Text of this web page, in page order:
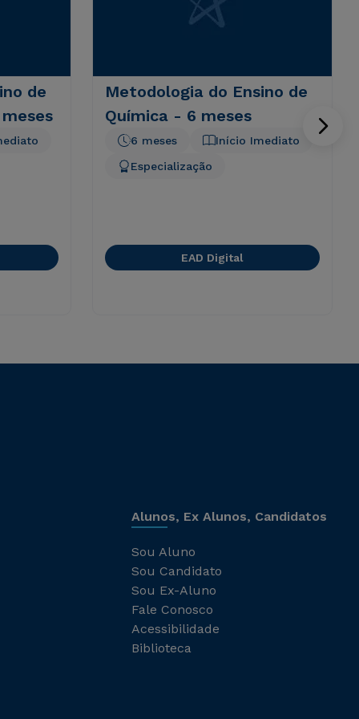
de
Metodologia do Ensino de
Química - 6 meses
Início Imediato
6 meses
Especialização
EAD Digital
Alunos, Ex Alunos, Candidatos
Sou Aluno
Sou Candidato
Sou Ex-Aluno
Fale Conosco
Acessibilidade
Biblioteca